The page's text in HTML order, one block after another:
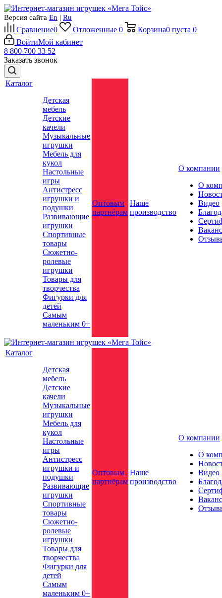
Версия сайта En | Ru
Сравнение0 Отложенные 0 Корзина0 пуста 0
ВойтиМой кабинет
8 800 700 33 52
Заказать звонок
Каталог
Детская
мебель
Детские
качели
Музыкальные
игрушки
Мебель для
кукол
Настольные
игры
Антистресс
игрушки и
подушки
Развивающие
игрушки
Спортивные
товары
Сюжетно-
ролевые
игрушки
Товары для
творчества
Фигурки для
детей
Самым
маленьким 0+
Оптовым
партнёрам
Наше
производство
О компании
О
Видео
Каталог
Детская
мебель
Детские
качели
Музыкальные
игрушки
Мебель для
кукол
Настольные
игры
Антистресс
игрушки и
подушки
Развивающие
игрушки
Спортивные
товары
Сюжетно-
ролевые
игрушки
Товары для
творчества
Фигурки для
детей
Самым
маленьким 0+
Оптовым
партнёрам
Наше
производство
О компании
О
Видео